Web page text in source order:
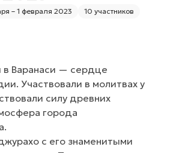
– 1 февраля 2023 10 участников
Варанаси — сердце
Участвовали в молитвах у
силу древних
города
с его знаменитыми